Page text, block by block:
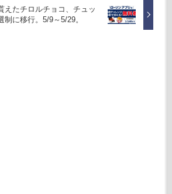
えたチロルチョコ、チュッ
に移行。5/9～5/29。